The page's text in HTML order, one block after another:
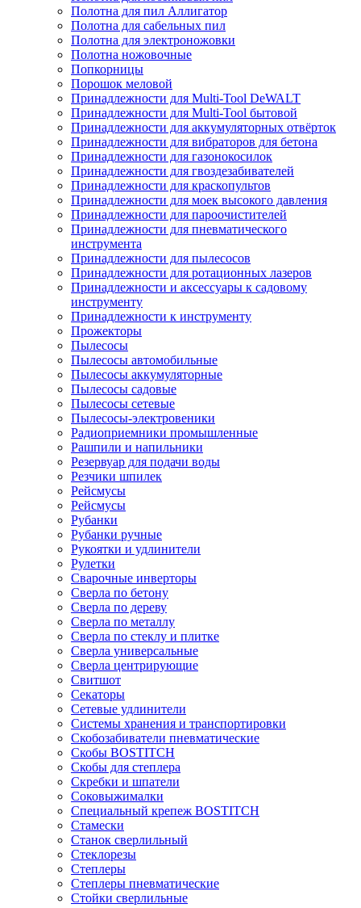
Полотна для пил Аллигатор
Полотна для сабельных пил
Полотна для электроножовки
Полотна ножовочные
Попкорницы
Порошок меловой
Принадлежности для Multi-Tool DeWALT
Принадлежности для Multi-Tool бытовой
Принадлежности для аккумуляторных отвёрток
Принадлежности для вибраторов для бетона
Принадлежности для газонокосилок
Принадлежности для гвоздезабивателей
Принадлежности для краскопультов
Принадлежности для моек высокого давления
Принадлежности для пароочистителей
Принадлежности для пневматического
инструмента
Принадлежности для пылесосов
Принадлежности для ротационных лазеров
Принадлежности и аксессуары к садовому
инструменту
Принадлежности к инструменту
Прожекторы
Пылесосы
Пылесосы автомобильные
Пылесосы аккумуляторные
Пылесосы садовые
Пылесосы сетевые
Пылесосы-электровеники
Радиоприемники промышленные
Рашпили и напильники
Резервуар для подачи воды
Резчики шпилек
Рейсмусы
Рейсмусы
Рубанки
Рубанки ручные
Рукоятки и удлинители
Рулетки
Сварочные инверторы
Сверла по бетону
Сверла по дереву
Сверла по металлу
Сверла по стеклу и плитке
Сверла универсальные
Сверла центрирующие
Свитшот
Секаторы
Сетевые удлинители
Системы хранения и транспортировки
Скобозабиватели пневматические
Скобы BOSTITCH
Скобы для степлера
Скребки и шпатели
Соковыжималки
Специальный крепеж BOSTITCH
Стамески
Станок сверлильный
Стеклорезы
Степлеры
Степлеры пневматические
Стойки сверлильные